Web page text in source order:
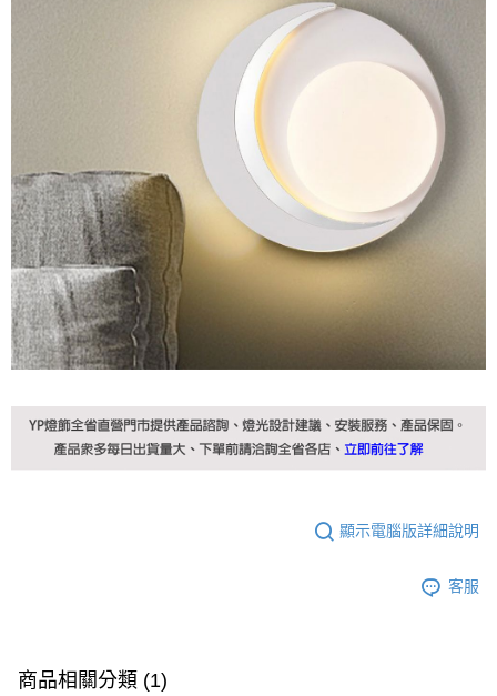
顯示電腦版詳細說明
客服
商品相關分類 (1)